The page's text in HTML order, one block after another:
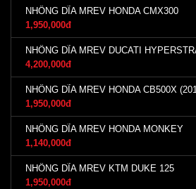
NHÔNG DĨA MREV HONDA CMX300
1,950,000đ
NHÔNG DĨA MREV DUCATI
4,200,000đ
NHÔNG DĨA MREV HONDA CB500X
1,950,000đ
NHÔNG DĨA MREV HONDA MONKEY
1,140,000đ
NHÔNG DĨA MREV KTM DUKE 125
1,950,000đ